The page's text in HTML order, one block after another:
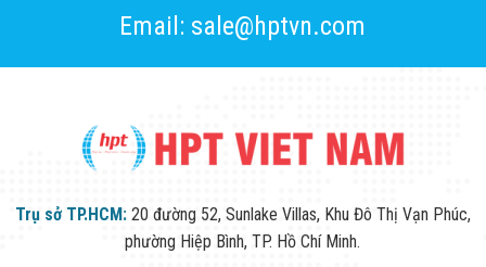
Email: sale@hptvn.com
Trụ sở TP.HCM: 20 đường 52, Sunlake Villas, Khu Đô Thị Vạn Phúc,
phường Hiệp Bình, TP. Hồ Chí Minh.